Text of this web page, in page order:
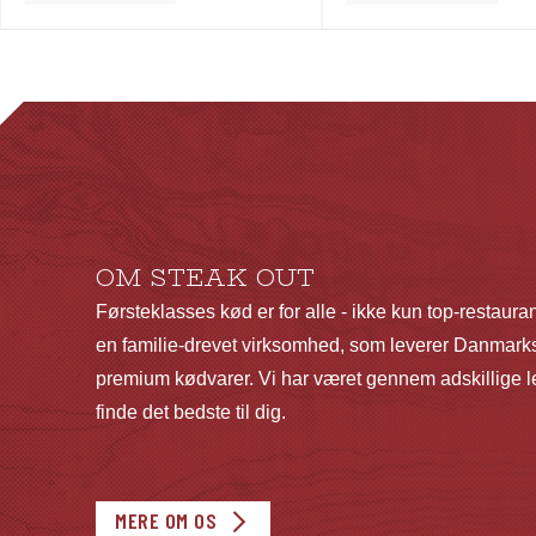
OM STEAK OUT
Førsteklasses kød er for alle - ikke kun top-
en familie-drevet virksomhed, som leverer
premium kødvarer. Vi har været gennem adskillige
finde det bedste til dig.
MERE OM OS